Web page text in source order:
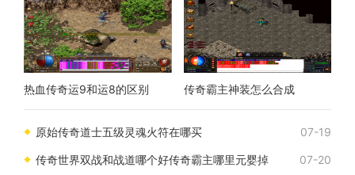
热血传奇运9和运8的区别 传奇霸主神装怎么合成
原始传奇道士五级灵魂火符在哪买 07-19
传奇世界双战和战道哪个好传奇霸主哪里元婴掉 07-20